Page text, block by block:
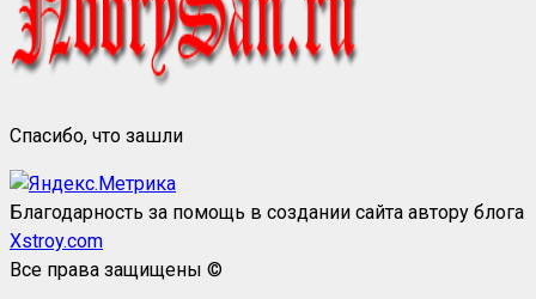
Спасибо, что зашли
Благодарность за помощь в создании сайта автору блога
Xstroy.com
Все права защищены ©